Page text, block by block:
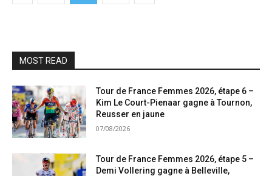
MOST READ
Tour de France Femmes 2026, étape 6 –
Kim Le Court-Pienaar gagne à Tournon,
Reusser en jaune
07/08/2026
Tour de France Femmes 2026, étape 5 –
Demi Vollering gagne à Belleville,